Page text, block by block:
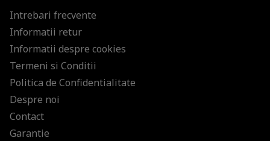
Intrebari frecvente
Informatii retur
Informatii despre cookies
Termeni si Conditii
Politica de Confidentialitate
Despre noi
Contact
Garantie